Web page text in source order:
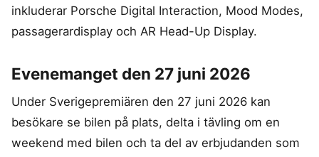
inkluderar Porsche Digital Interaction, Mood Modes,
passagerardisplay och AR Head-Up Display.
Evenemanget den 27 juni 2026
Under Sverigepremiären den 27 juni 2026 kan
besökare se bilen på plats, delta i tävling om en
weekend med bilen och ta del av erbjudanden som